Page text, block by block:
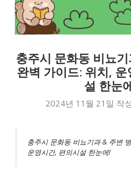
충주시 문화동 비뇨
완벽 가이드: 위치,
설 한눈
2024년 11월 21일 작
충주시 문화동 비뇨기과 & 주변
운영시간, 편의시설 한눈에!